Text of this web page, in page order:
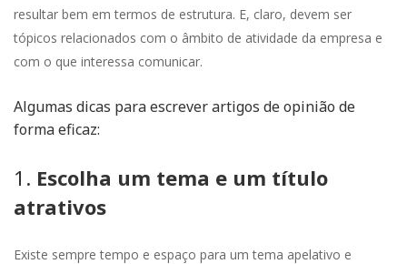
resultar bem em termos de estrutura. E, claro, devem ser
tópicos relacionados com o âmbito de atividade da empresa e
com o que interessa comunicar.
Algumas dicas para escrever artigos de opinião de
forma eficaz:
1. Escolha um tema e um título
atrativos
Existe sempre tempo e espaço para um tema apelativo e